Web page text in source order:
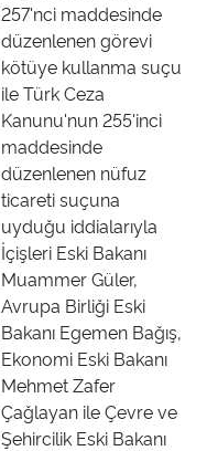
257'nci maddesinde
düzenlenen görevi
kötüye kullanma suçu
ile Türk Ceza
Kanunu'nun 255'inci
maddesinde
düzenlenen nüfuz
ticareti suçuna
uyduğu iddialarıyla
İçişleri Eski Bakanı
Muammer Güler,
Avrupa Birliği Eski
Bakanı Egemen Bağış,
Ekonomi Eski Bakanı
Mehmet Zafer
Çağlayan ile Çevre ve
Şehircilik Eski Bakanı